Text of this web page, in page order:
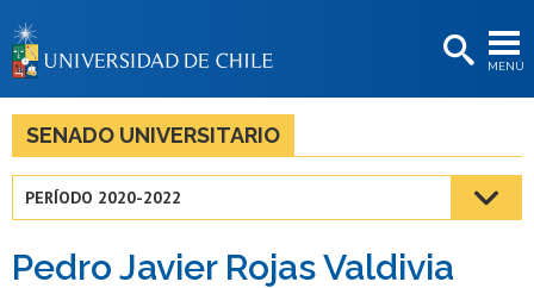
MENÚ
BIBLIOTECAS
LA UNIVERSIDAD
Estudiantes
Académicas/os
SENADO UNIVERSITARIO
PERÍODO 2020-2022
Pedro Javier Rojas Valdivia